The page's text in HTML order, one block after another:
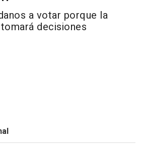
a votar porque la
decisiones